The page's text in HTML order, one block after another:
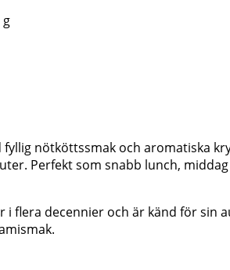
g
fyllig nötköttssmak och aromatiska
Perfekt som snabb lunch,
flera decennier och är känd för sin